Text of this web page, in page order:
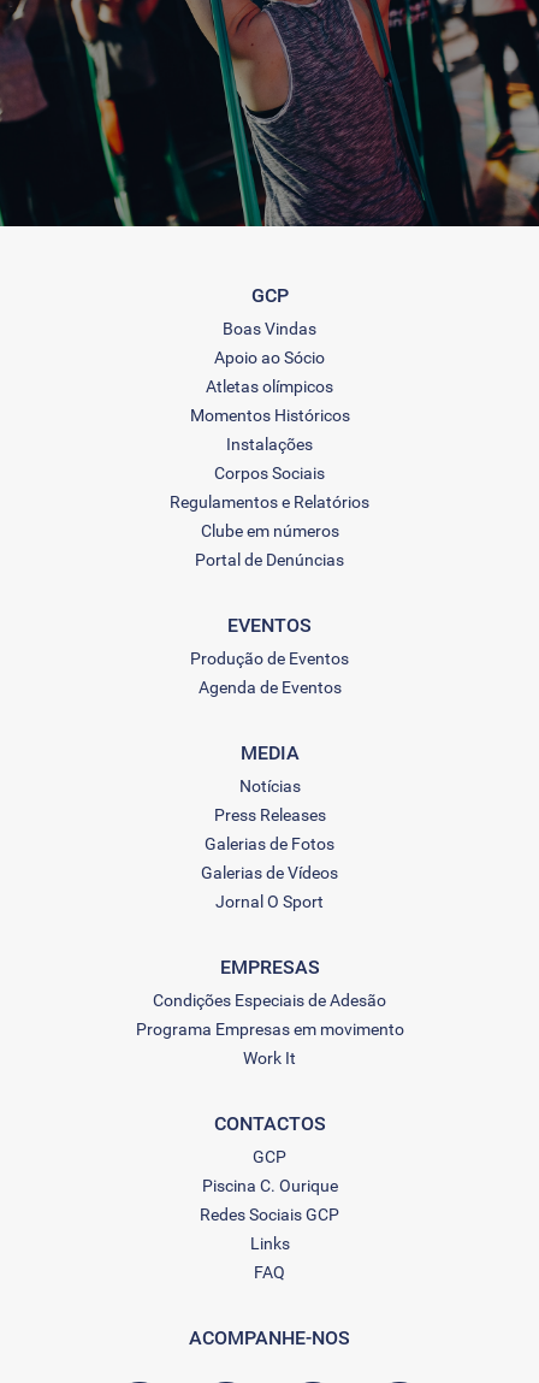
GCP
Boas Vindas
Apoio ao Sócio
Atletas olímpicos
Momentos Históricos
Instalações
Corpos Sociais
Regulamentos e Relatórios
Clube em números
Portal de Denúncias
EVENTOS
Produção de Eventos
Agenda de Eventos
MEDIA
Notícias
Press Releases
Galerias de Fotos
Galerias de Vídeos
Jornal O Sport
EMPRESAS
Condições Especiais de Adesão
Programa Empresas em movimento
Work It
CONTACTOS
GCP
Piscina C. Ourique
Redes Sociais GCP
Links
FAQ
ACOMPANHE-NOS